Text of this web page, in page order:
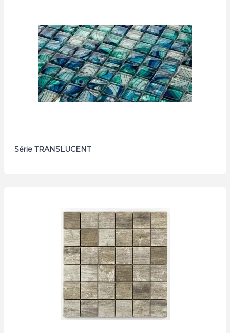
Série TRANSLUCENT